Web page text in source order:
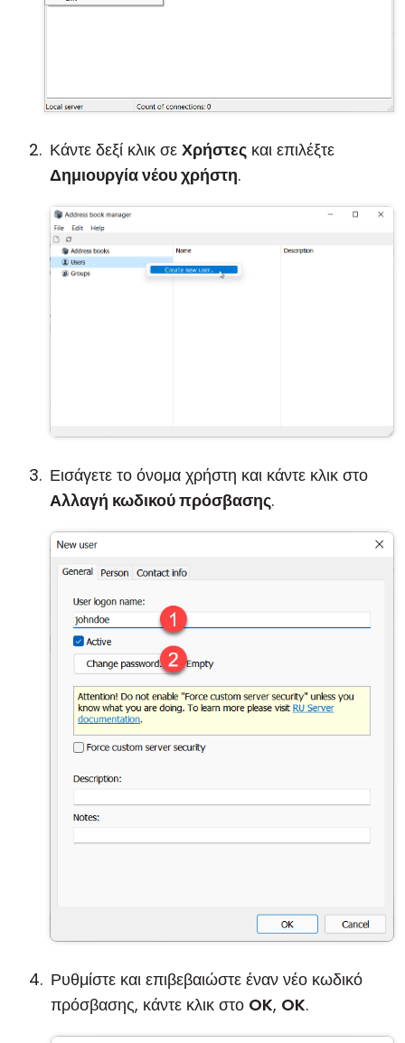
Κάντε δεξί κλικ σε Χρήστες και επιλέξτε
Δημιουργία νέου χρήστη.
Εισάγετε το όνομα χρήστη και κάντε κλικ στο
Αλλαγή κωδικού πρόσβασης.
Ρυθμίστε και επιβεβαιώστε έναν νέο κωδικό
πρόσβασης, κάντε κλικ στο OK, OK.